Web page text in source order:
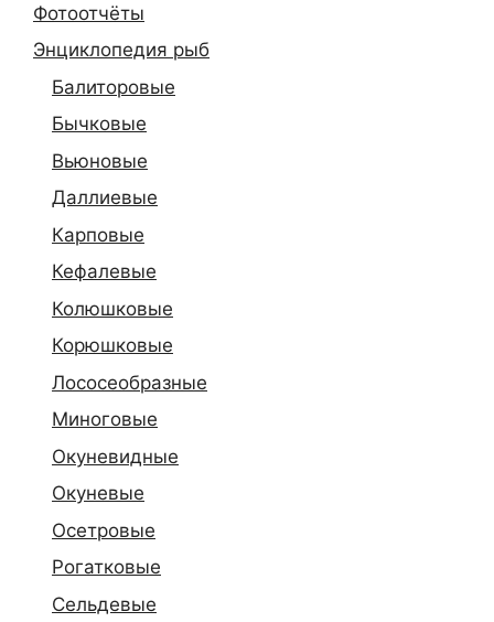
Фотоотчёты
Энциклопедия рыб
Балиторовые
Бычковые
Вьюновые
Даллиевые
Карповые
Кефалевые
Колюшковые
Корюшковые
Лососеобразные
Миноговые
Окуневидные
Окуневые
Осетровые
Рогатковые
Сельдевые